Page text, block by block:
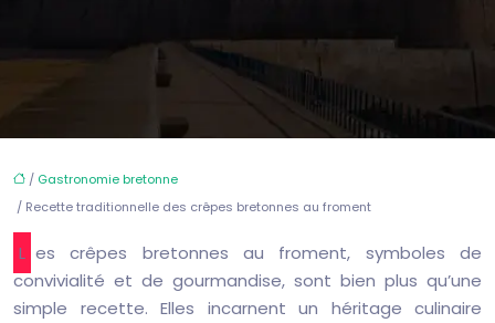
/ Gastronomie bretonne
/ Recette traditionnelle des crêpes bretonnes au froment
Les crêpes bretonnes au froment, symboles de
convivialité et de gourmandise, sont bien plus qu’une
simple recette. Elles incarnent un héritage culinaire